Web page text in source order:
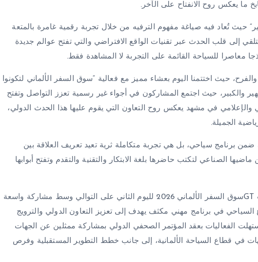
ما يعكس روح الانفتاح على الآخر.
حيث تُعاد فيه صياغة مفهوم الترفيه من خلال تجربة رقمية غامرة بالمتعة
إلى قلب الحدث عبر تقنيات الواقع الافتراضي والتي تفتح عوالم جديدة
معاصرا للسياحة القائمة على التجربة لا المشاهدة فقط.
حيث اختتمنا اليوم بعشاء مميز مع فعالية “سوق السفر الألماني لتكونوا
والكبير، حيث اجتمع المشاركون في أجواء غير رسمية تعزز التواصل وتفتح
والإعلامي في مشهد يعكس روح التعاون التي يقوم عليها هذا الحدث الدولي،
الجميلة.
برنامج سياحي، بل هي تجربة متكاملة ثرية تعيد تعريف العلاقة بين
الصناعي لتكتب حاضرها بلغة الابتكار والتقنية والتقدم وتفتح أبوابها
وتواصلت في مدينة أوبرهاوزن فعاليات GTسوق السفر الألماني 2026 لليوم الثاني على التوالي وسط مشاركة واسعة
السياحي في برنامج مهني مكثف يهدف إلى تعزيز التعاون الدولي والترويج
الفعاليات بعقد المؤتمر الصحفي الدولي بمشاركة ممثلين عن الجهات
في قطاع السياحة الألمانية، إلى جانب خطط التطوير المستقبلية وفرص